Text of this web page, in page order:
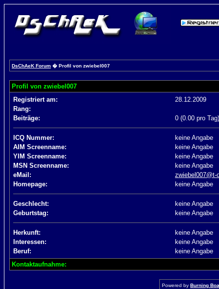
DsChAeK Forum � Profil von zwiebel007
Profil von zwiebel007
Registriert am:
28.12.2009
Rang:
Beiträge:
0 (0.00 pro Tag)
ICQ Nummer:
keine Angabe
AIM Screenname:
keine Angabe
YIM Screenname:
keine Angabe
MSN Screenname:
keine Angabe
eMail:
zwiebel007@t-
Homepage:
keine Angabe
Geschlecht:
keine Angabe
Geburtstag:
keine Angabe
Herkunft:
keine Angabe
Interessen:
keine Angabe
Beruf:
keine Angabe
Kontaktaufnahme:
Powered by Burning